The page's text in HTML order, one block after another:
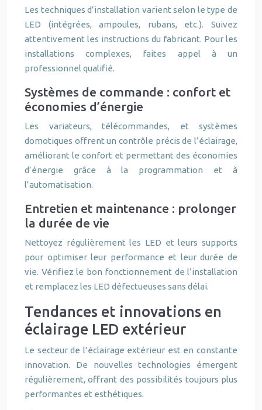
Les techniques d’installation varient selon le type de
LED (intégrées, ampoules, rubans, etc.). Suivez
attentivement les instructions du fabricant. Pour les
installations complexes, faites appel à un
professionnel qualifié.
Systèmes de commande : confort et
économies d’énergie
Les variateurs, télécommandes, et systèmes
domotiques offrent un contrôle précis de l’éclairage,
améliorant le confort et permettant des économies
d’énergie grâce à la programmation et à
l’automatisation.
Entretien et maintenance : prolonger
la durée de vie
Nettoyez régulièrement les LED et leurs supports
pour optimiser leur performance et leur durée de
vie. Vérifiez le bon fonctionnement de l’installation
et remplacez les LED défectueuses sans délai.
Tendances et innovations en
éclairage LED extérieur
Le secteur de l’éclairage extérieur est en constante
innovation. De nouvelles technologies émergent
régulièrement, offrant des possibilités toujours plus
performantes et esthétiques.